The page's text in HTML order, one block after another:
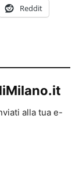
Reddit
alla tua e-